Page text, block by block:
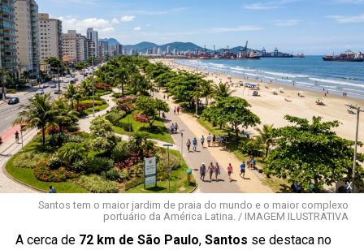
x
Santos tem o maior jardim de praia do mundo e o maior complexo
portuário da América Latina. / IMAGEM ILUSTRATIVA
A cerca de 72 km de São Paulo, Santos se destaca no